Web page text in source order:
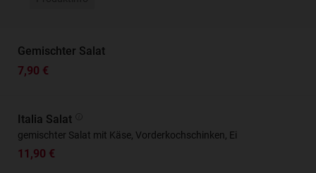
Gemischter Salat
7,90 €
Italia Salat
gemischter Salat mit Käse, Vorderkochschinken, Ei
11,90 €